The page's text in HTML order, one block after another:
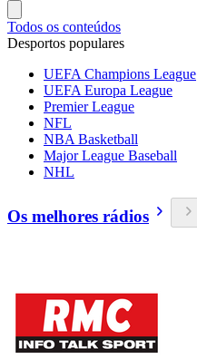
Todos os conteúdos
Desportos populares
UEFA Champions League
UEFA Europa League
Premier League
NFL
NBA Basketball
Major League Baseball
NHL
Os melhores rádios